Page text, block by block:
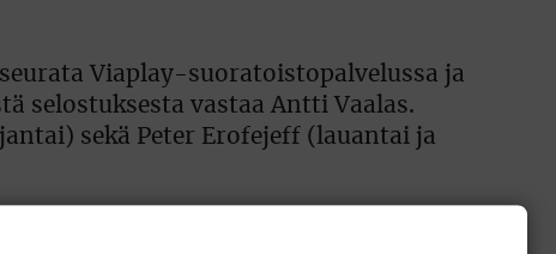
Viaplay-suoratoistopalvelussa ja
selostuksesta vastaa Antti Vaalas.
sekä Peter Erofejeff (lauantai ja